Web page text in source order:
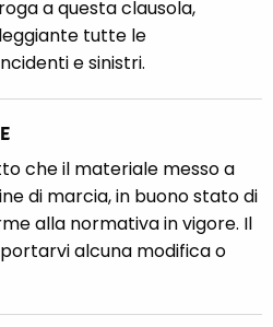
a questa clausola,
tutte le
e sinistri.
che il materiale messo a
di marcia, in buono stato di
alla normativa in vigore. Il
alcuna modifica o